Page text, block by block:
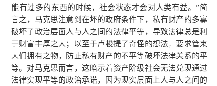
能有过多的东西的时候，社会状态才会对人类有益。”简
言之，马克思注意到在坏的政府条件下，私有财产的多寡
破坏了政治层面人与人之间的法律平等，导致法律总是利
于财富丰厚之人；以至于卢梭提了奇怪的想法，要求管束
人们拥有之物，防止私有财产的不平等破坏法律关系的平
等。对马克思而言，这暗示着资产阶级社会无法兑现通过
法律实现平等的政治承诺，因为现实层面上人与人之间的